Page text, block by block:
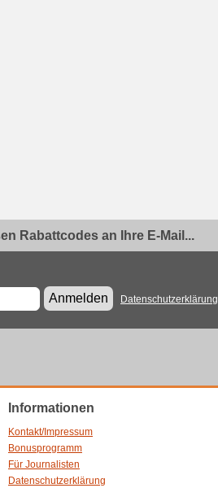
Rabattcodes an Ihre E-Mail...
Anmelden
Datenschutzerklärung
Informationen
Kontakt/Impressum
Bonusprogramm
Für Journalisten
Datenschutzerklärung